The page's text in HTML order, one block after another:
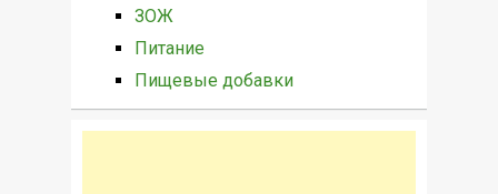
ЗОЖ
Питание
Пищевые добавки